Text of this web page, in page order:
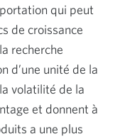
qui peut
de croissance
recherche
d’une unité de la
volatilité de la
et donnent à
a une plus